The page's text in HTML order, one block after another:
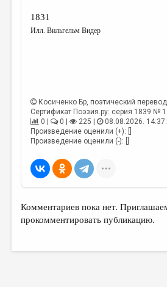
1831
Илл. Вильгельм Видер
Косиченко Бр , поэтический
Сертификат Поэзия.ру: серия 1839 №
0 |
0 | 225 |
08.08.2026.
Произведение оценили (+): []
Произведение оценили (-): []
Комментариев пока нет.
прокомментировать публикацию.